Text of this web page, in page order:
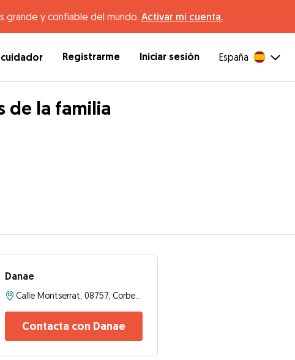
grande y confiable del mundo. Activar mi cuenta.
Registrarme Iniciar sesión España
de la familia
Danae
Contacta con Danae